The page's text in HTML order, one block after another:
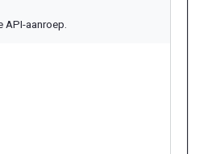
aanroep.